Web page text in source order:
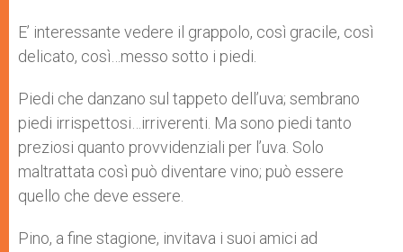
E’ interessante vedere il grappolo, così gracile, così
delicato, così…messo sotto i piedi.
Piedi che danzano sul tappeto dell’uva; sembrano
piedi irrispettosi…irriverenti. Ma sono piedi tanto
preziosi quanto provvidenziali per l’uva. Solo
maltrattata così può diventare vino; può essere
quello che deve essere.
Pino, a fine stagione, invitava i suoi amici ad